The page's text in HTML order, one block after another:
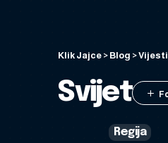
Klik Jajce> Blog >Vijesti
Svijet
Regija